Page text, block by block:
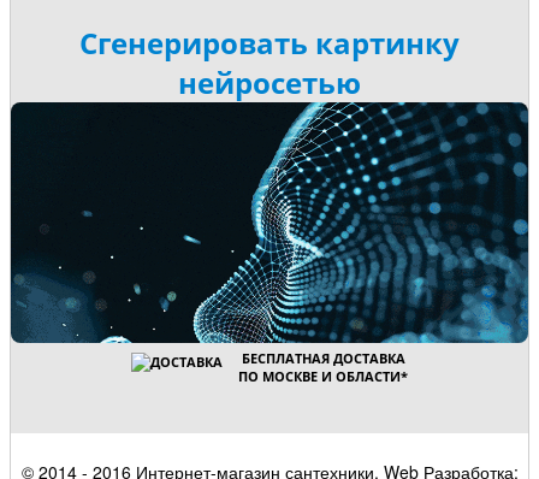
Сгенерировать картинку
нейросетью
БЕСПЛАТНАЯ ДОСТАВКА
ПО МОСКВЕ И ОБЛАСТИ*
© 2014 - 2016 Интернет-магазин сантехники. Web Разработка: